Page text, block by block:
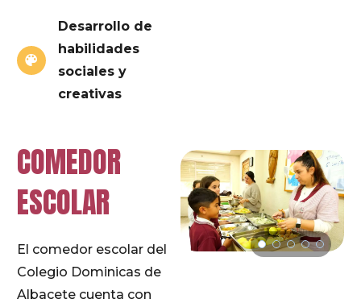
Desarrollo de
habilidades
sociales y
creativas
COMEDOR
ESCOLAR
El comedor escolar del
Colegio Dominicas de
Albacete cuenta con